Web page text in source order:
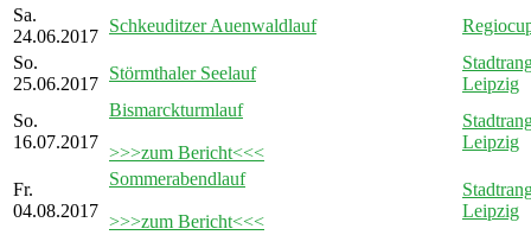
Sa.
24.06.2017
Schkeuditzer Auenwaldlauf
So.
25.06.2017
Störmthaler Seelauf
Leipzig
So.
16.07.2017
Bismarckturmlauf
>>>zum Bericht<<<
Leipzig
Fr.
04.08.2017
Sommerabendlauf
>>>zum Bericht<<<
Leipzig